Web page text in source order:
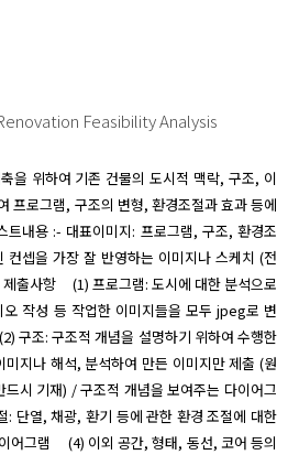
Feasibility Analysis
을 위하여 기존 건물의 도시적 맥락, 구조, 이
프로그램, 구조의 변형, 환경조절과 효과 등에
트내용 :- 대표이미지: 프로그램, 구조, 환경조
컨셉을 가장 잘 반영하는 이미지나 스케치 (전
출사항     (1) 프로그램: 도시에 대한 분석으로
작성 등 작업한 이미지들을 모두 jpeg로 변
구조: 구조적 개념을 설명하기 위하여 수행한
지나 해석, 분석하여 만든 이미지만 제출 (원
시 기재) / 구조적 개념을 보여주는 다이어그
: 단열, 채광, 환기 등에 관한 환경 조절에 대한
어그램     (4) 이외 공간, 형태, 동선, 코어 등의